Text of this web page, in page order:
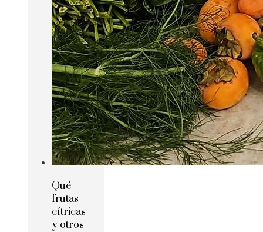
Qué
frutas
cítricas
y otros